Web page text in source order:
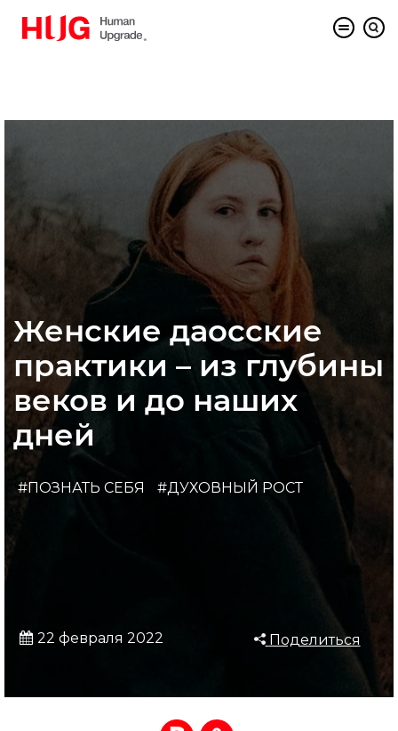
Женские даосские
практики – из глубины
веков и до наших
дней
#ПОЗНАТЬ СЕБЯ #ДУХОВНЫЙ РОСТ
22 февраля 2022 Поделиться